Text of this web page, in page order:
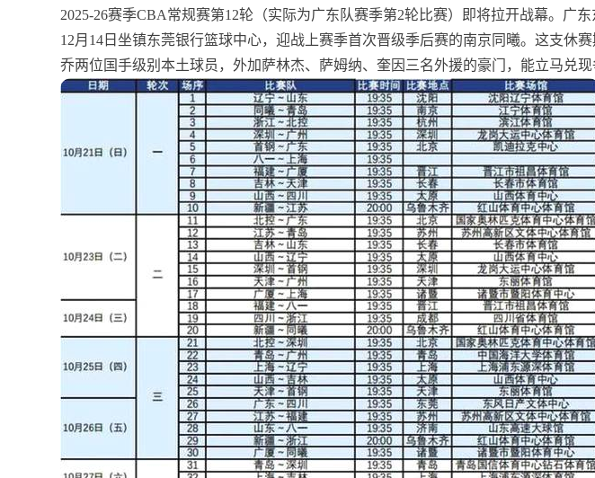
2025-26赛季CBA常规赛第12轮（实际为广东队赛季第2轮比赛）即将拉开战幕。广东
12月14日坐镇东莞银行篮球中心，迎战上赛季首次晋级季后赛的南京同曦。这支休
乔两位国手级别本土球员，外加萨林杰、萨姆纳、奎因三名外援的豪门，能立马兑现